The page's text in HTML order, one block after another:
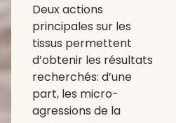
Deux actions
principales sur les
tissus permettent
d’obtenir les résultats
recherchés: d’une
part, les micro-
agressions de la